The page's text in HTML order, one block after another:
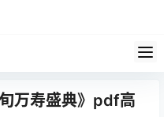
万寿盛典》pdf高